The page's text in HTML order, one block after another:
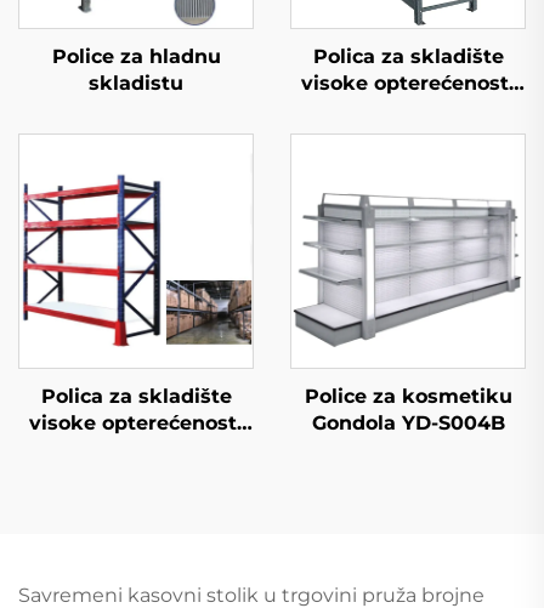
Police za hladnu
skladistu
Polica za skladište
visoke opterećenosti
Polica za skladište
visoke opterećenosti
Police za kosmetiku
Gondola YD-S004B
Savremeni kasovni stolik u trgovini pruža brojne